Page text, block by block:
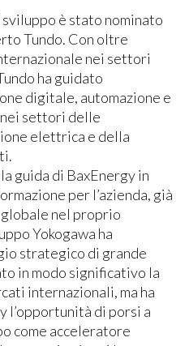
è stato nominato
Tundo. Con oltre
nei settori
ha guidato
digitale, automazione e
settori delle
elettrica e della
guida di BaxEnergy in
per l’azienda, già
nel proprio
Yokogawa ha
strategico di grande
in modo significativo la
internazionali, ma ha
l’opportunità di porsi a
come acceleratore